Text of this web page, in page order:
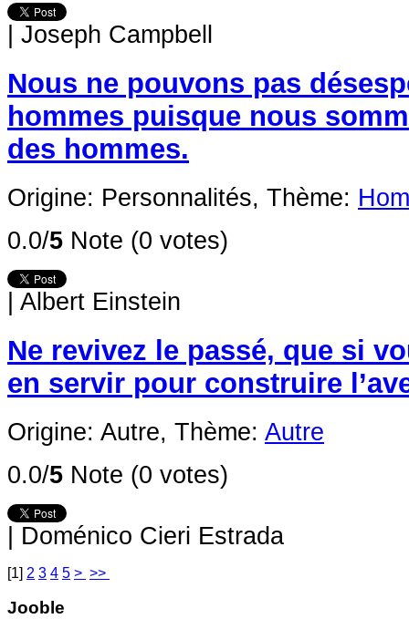
Joseph Campbell
Nous ne pouvons pas
hommes puisque nous
des hommes.
Origine: Personnalités, Thème:
0.0/5 Note (0 votes)
Albert Einstein
Ne revivez le passé, que si
en servir pour construire
Origine: Autre, Thème: Autre
0.0/5 Note (0 votes)
Doménico Cieri Estrada
[1] 2 3 4 5 > >>
Jooble